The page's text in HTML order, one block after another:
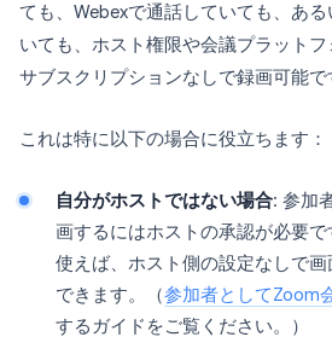
ても、Webexで通話していても、あ
いても、ホスト権限や会議プラット
サブスクリプションなしで録画可能で
これは特に以下の場合に役立ちます：
自分がホストではない場合: 参加
画するにはホストの承認が必要
使えば、ホスト側の設定なしで
できます。（参加者としてZoom
するガイドをご覧ください。）